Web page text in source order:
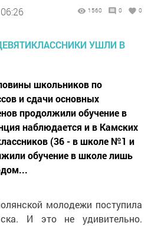
1560 0 0
школьников по
и сдачи основных
продолжили обучение в
наблюдается и в Камских
(36 - в школе №1 и
обучение в школе лишь
молодежи поступила
И это не удивительно.